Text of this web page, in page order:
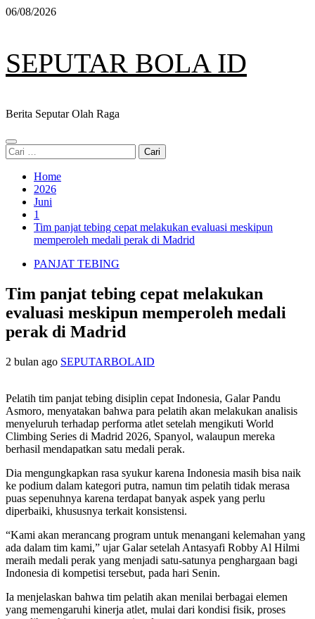
Skip
06/08/2026
SEPUTAR BOLA ID
Berita Seputar Olah Raga
Primary
Menu
Cari
untuk:
Home
2026
Juni
1
Tim panjat tebing cepat melakukan evaluasi meskipun
memperoleh medali perak di Madrid
PANJAT TEBING
Tim panjat tebing cepat melakukan
evaluasi meskipun memperoleh medali
perak di Madrid
2 bulan ago SEPUTARBOLAID
Pelatih tim panjat tebing disiplin cepat Indonesia, Galar Pandu
Asmoro, menyatakan bahwa para pelatih akan melakukan analisis
menyeluruh terhadap performa atlet setelah mengikuti World
Climbing Series di Madrid 2026, Spanyol, walaupun mereka
berhasil mendapatkan satu medali perak.
Dia mengungkapkan rasa syukur karena Indonesia masih bisa naik
ke podium dalam kategori putra, namun tim pelatih tidak merasa
puas sepenuhnya karena terdapat banyak aspek yang perlu
diperbaiki, khususnya terkait konsistensi.
“Kami akan merancang program untuk menangani kelemahan yang
ada dalam tim kami,” ujar Galar setelah Antasyafi Robby Al Hilmi
meraih medali perak yang menjadi satu-satunya penghargaan bagi
Indonesia di kompetisi tersebut, pada hari Senin.
Ia menjelaskan bahwa tim pelatih akan menilai berbagai elemen
yang memengaruhi kinerja atlet, mulai dari kondisi fisik, proses